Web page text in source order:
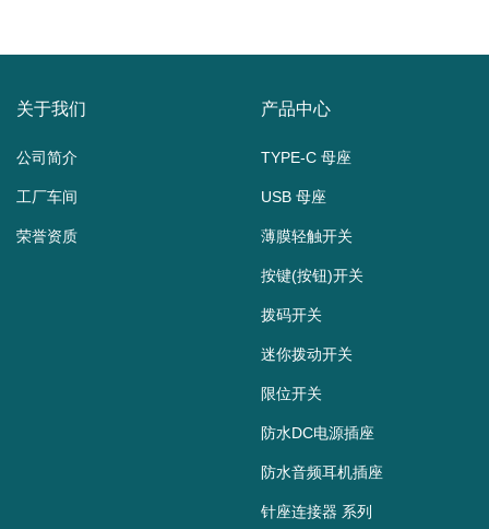
关于我们
公司简介
工厂车间
荣誉资质
产品中心
TYPE-C 母座
USB 母座
薄膜轻触开关
按键(按钮)开关
拨码开关
迷你拨动开关
限位开关
防水DC电源插座
防水音频耳机插座
针座连接器 系列